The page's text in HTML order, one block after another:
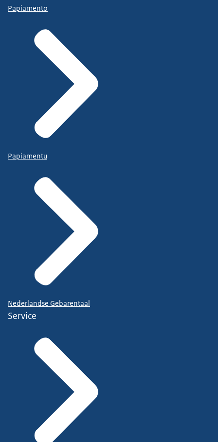
Papiamento
Papiamentu
Nederlandse Gebarentaal
Service